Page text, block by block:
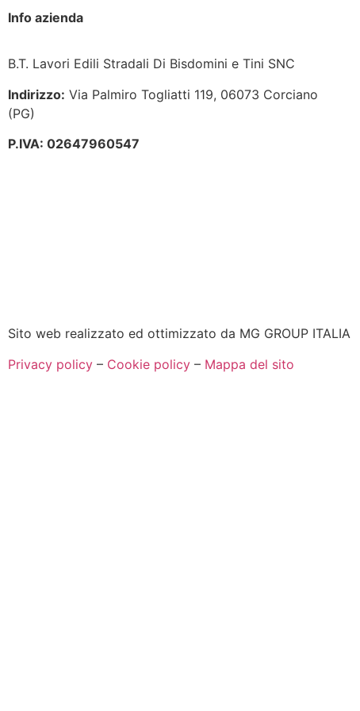
Info azienda
B.T. Lavori Edili Stradali Di Bisdomini e Tini SNC
Indirizzo: Via Palmiro Togliatti 119, 06073 Corciano
(PG)
P.IVA: 02647960547
Sito web realizzato ed ottimizzato da MG GROUP ITALIA
Privacy policy – Cookie policy – Mappa del sito